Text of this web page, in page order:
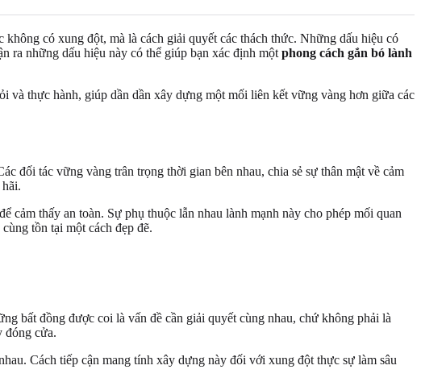
có xung đột, mà là cách giải quyết các thách thức. Những dấu hiệu có
ra những dấu hiệu này có thể giúp bạn xác định một phong cách gắn bó lành
và thực hành, giúp dần dần xây dựng một mối liên kết vững vàng hơn giữa các
đối tác vững vàng trân trọng thời gian bên nhau, chia sẻ sự thân mật về cảm
thấy an toàn. Sự phụ thuộc lẫn nhau lành mạnh này cho phép mối quan
tồn tại một cách đẹp đẽ.
bất đồng được coi là vấn đề cần giải quyết cùng nhau, chứ không phải là
đóng cửa.
Cách tiếp cận mang tính xây dựng này đối với xung đột thực sự làm sâu